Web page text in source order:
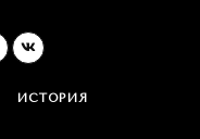
ИСТОРИЯ